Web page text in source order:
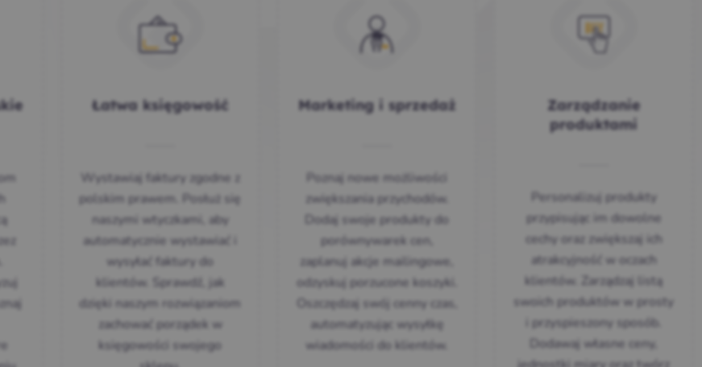
Łatwa księgowość
Wystawiaj faktury zgodne z
polskim prawem. Posłuż się
naszymi wtyczkami, aby
automatycznie wystawiać i
wysyłać faktury do
klientów. Sprawdź, jak
dzięki naszym rozwiązaniom
zachować porządek w
księgowości swojego
Marketing i sprzedaż
Poznaj nowe możliwości
zwiększania przychodów.
Dodaj swoje produkty do
porównywarek cen,
zaplanuj akcje mailingowe,
odzyskuj porzucone koszyki.
Oszczędzaj swój cenny czas,
automatyzując wysyłkę
wiadomości do klientów.
Zarządzanie
produktami
Personalizuj produkty
przypisując im dowolne
cechy oraz zwiększaj ich
atrakcyjność w oczach
klientów. Zarządzaj listą
swoich produktów w prosty
i przyspieszony sposób.
Dodawaj własne ceny,